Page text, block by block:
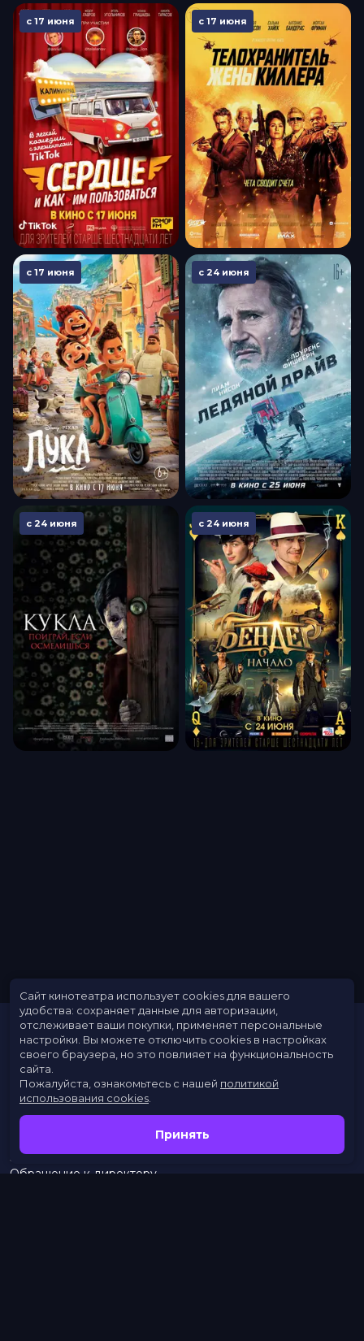
с 17 июня с 17 июня
с 17 июня с 24 июня
с 24 июня с 24 июня
Расписание
Скоро в кино
Заведения
Обращение к директору
Сайт кинотеатра использует cookies для вашего
удобства: сохраняет данные для авторизации,
отслеживает ваши покупки, применяет персональные
настройки. Вы можете отключить cookies в настройках
своего браузера, но это повлияет на функциональность
сайта.
Пожалуйста, ознакомьтесь с нашей политикой
использования cookies
Принять